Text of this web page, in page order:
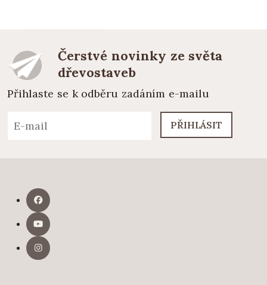
Čerstvé novinky ze světa
dřevostaveb
Přihlaste se k odběru zadáním e-mailu
PŘIHLÁSIT